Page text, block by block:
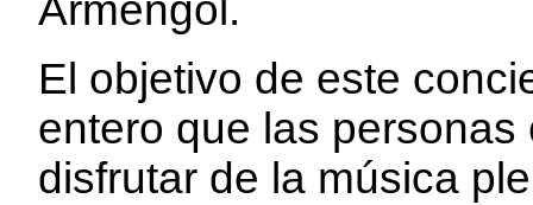
Armengol.
El objetivo de este
entero que las
disfrutar de la música